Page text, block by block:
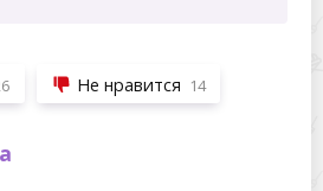
Не нравится 14